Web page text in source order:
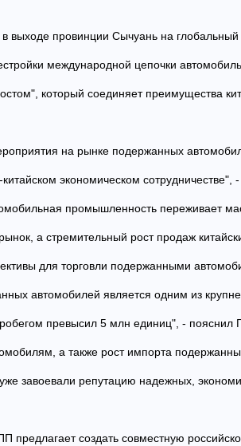
выходе провинции Сычуань на
международной цепочки
который соединяет преимущества
на рынке подержанных
экономическом сотрудничестве",
промышленность переживает
а стремительный рост продаж
для торговли подержанными
автомобилей является одним из
превысил 5 млн единиц", - пояснил
а также рост импорта
завоевали репутацию надежных,
предлагает создать совместную